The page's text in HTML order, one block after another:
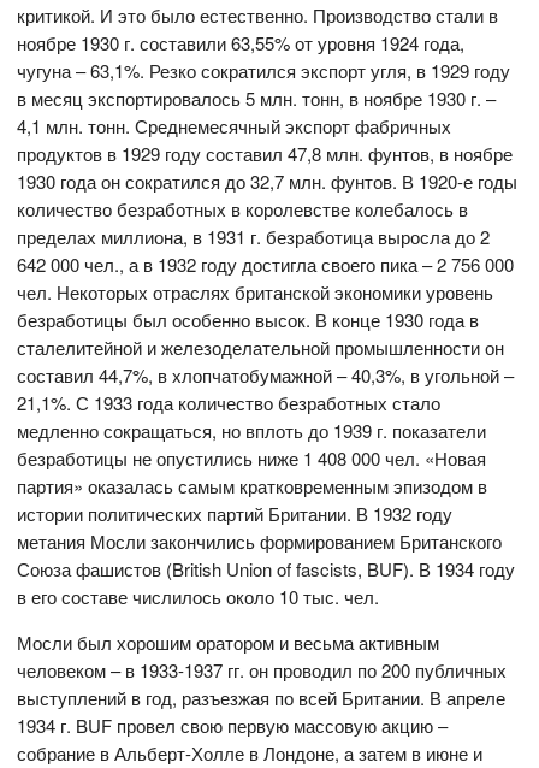
критикой. И это было естественно. Производство стали в
ноябре 1930 г. составили 63,55% от уровня 1924 года,
чугуна – 63,1%. Резко сократился экспорт угля, в 1929 году
в месяц экспортировалось 5 млн. тонн, в ноябре 1930 г. –
4,1 млн. тонн. Среднемесячный экспорт фабричных
продуктов в 1929 году составил 47,8 млн. фунтов, в ноябре
1930 года он сократился до 32,7 млн. фунтов. В 1920-е годы
количество безработных в королевстве колебалось в
пределах миллиона, в 1931 г. безработица выросла до 2
642 000 чел., а в 1932 году достигла своего пика – 2 756 000
чел. Некоторых отраслях британской экономики уровень
безработицы был особенно высок. В конце 1930 года в
сталелитейной и железоделательной промышленности он
составил 44,7%, в хлопчатобумажной – 40,3%, в угольной –
21,1%. С 1933 года количество безработных стало
медленно сокращаться, но вплоть до 1939 г. показатели
безработицы не опустились ниже 1 408 000 чел. «Новая
партия» оказалась самым кратковременным эпизодом в
истории политических партий Британии. В 1932 году
метания Мосли закончились формированием Британского
Союза фашистов (British Union of fascists, BUF). В 1934 году
в его составе числилось около 10 тыс. чел.
Мосли был хорошим оратором и весьма активным
человеком – в 1933-1937 гг. он проводил по 200 публичных
выступлений в год, разъезжая по всей Британии. В апреле
1934 г. BUF провел свою первую массовую акцию –
собрание в Альберт-Холле в Лондоне, а затем в июне и